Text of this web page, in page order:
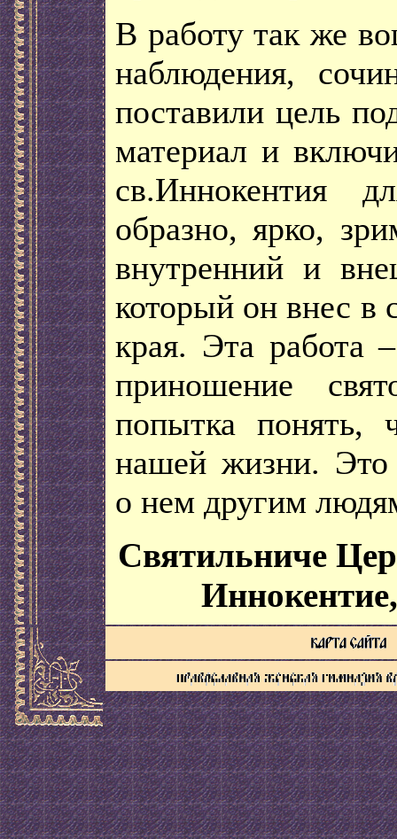
В работу так же
наблюдения,
поставили цель
материал и
св.Иннокентия
образно, ярко,
внутренний и
который он внес в
края. Эта работа
приношение
попытка понять,
нашей жизни. Это
о нем другим
Святильниче